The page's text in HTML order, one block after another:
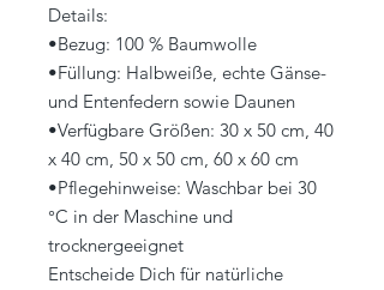
Details:
•Bezug: 100 % Baumwolle
•Füllung: Halbweiße, echte Gänse-
und Entenfedern sowie Daunen
•Verfügbare Größen: 30 x 50 cm, 40
x 40 cm, 50 x 50 cm, 60 x 60 cm
•Pflegehinweise: Waschbar bei 30
°C in der Maschine und
trocknergeeignet
Entscheide Dich für natürliche